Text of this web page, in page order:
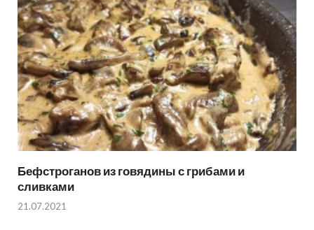
Бефстроганов из говядины с грибами и
сливками
21.07.2021